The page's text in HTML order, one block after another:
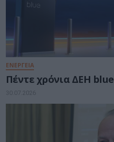
ΕΝΕΡΓΕΙΑ
Πέντε χρόνια ΔΕΗ blue
30.07.2026